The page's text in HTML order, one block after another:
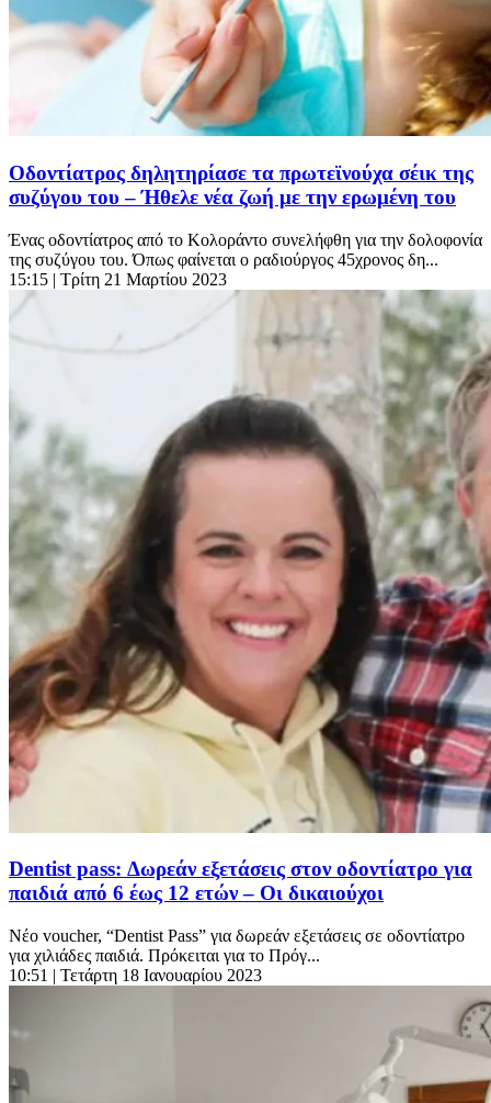
Οδοντίατρος δηλητηρίασε τα πρωτεϊνούχα σέικ της
συζύγου του – Ήθελε νέα ζωή με την ερωμένη του
Ένας οδοντίατρος από το Κολοράντο συνελήφθη για την δολοφονία
της συζύγου του. Όπως φαίνεται ο ραδιούργος 45χρονος δη...
15:15 | Τρίτη 21 Μαρτίου 2023
Dentist pass: Δωρεάν εξετάσεις στον οδοντίατρο για
παιδιά από 6 έως 12 ετών – Οι δικαιούχοι
Νέο voucher, “Dentist Pass” για δωρεάν εξετάσεις σε οδοντίατρο
για χιλιάδες παιδιά. Πρόκειται για το Πρόγ...
10:51 | Τετάρτη 18 Ιανουαρίου 2023